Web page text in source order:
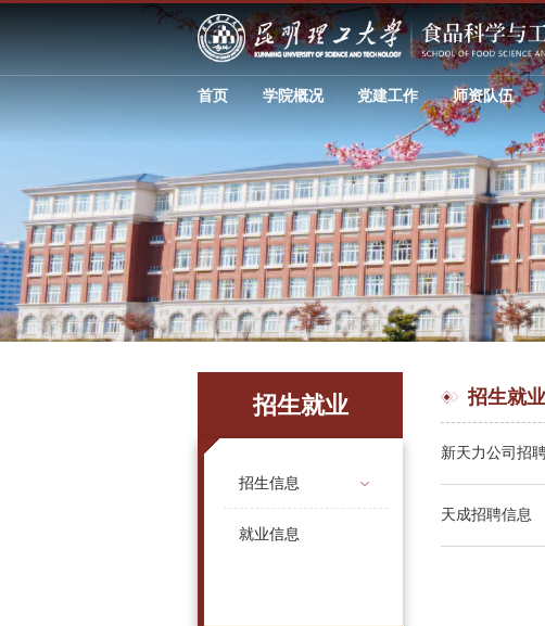
首页 学院概况 党建工作 师资队伍
招生就业
招生信息
就业信息
招生就业
新天力公司招
天成招聘信息